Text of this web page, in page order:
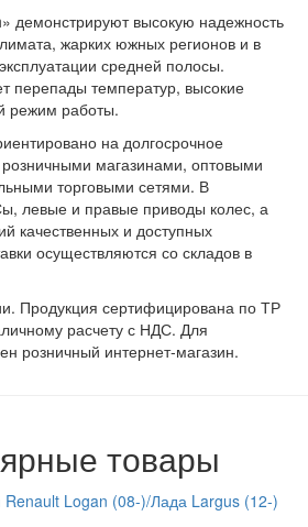
демонстрируют высокую надежность
жарких южных регионов и в
средней полосы.
перепады температур, высокие
режим работы.
на долгосрочное
магазинами, оптовыми
торговыми сетями. В
левые и правые приводы колес, а
качественных и доступных
осуществляются со складов в
Продукция сертифицирована по ТР
расчету с НДС. Для
розничный интернет‑магазин.
товары